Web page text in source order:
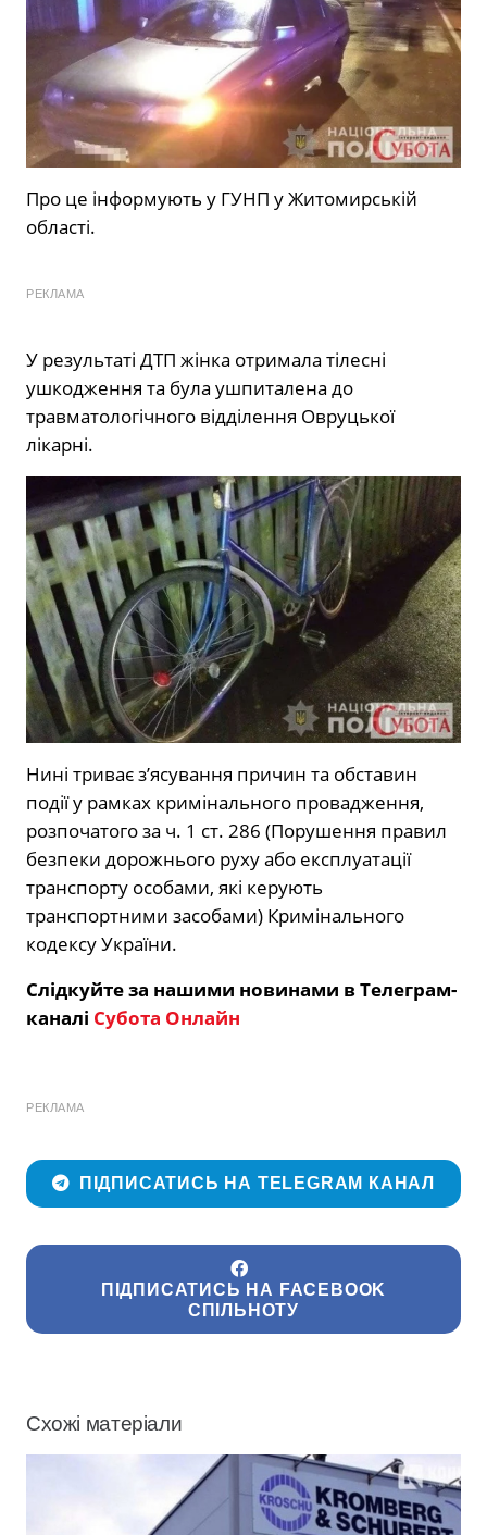
Про це інформують у ГУНП у Житомирській
області.
РЕКЛАМА
У результаті ДТП жінка отримала тілесні
ушкодження та була ушпиталена до
травматологічного відділення Овруцької
лікарні.
Нині триває з’ясування причин та обставин
події у рамках кримінального провадження,
розпочатого за ч. 1 ст. 286 (Порушення правил
безпеки дорожнього руху або експлуатації
транспорту особами, які керують
транспортними засобами) Кримінального
кодексу України.
Слідкуйте за нашими новинами в Телеграм-
каналі Субота Онлайн
РЕКЛАМА
ПІДПИСАТИСЬ НА TELEGRAM КАНАЛ
ПІДПИСАТИСЬ НА FACEBOOK
СПІЛЬНОТУ
Схожі матеріали